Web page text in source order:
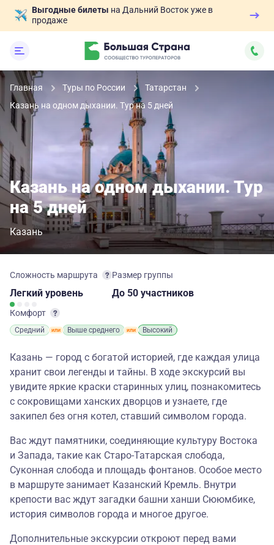
Выгодные билеты на Дальний Восток уже в
продаже
Главная Туры по России
Татарстан
Казань на одном дыхании. Тур на 5 дней
Казань на одном дыхании. Тур
на 5 дней
Казань
Сложность маршрута
Легкий уровень
Комфорт
Средний Выше среднего Высокий
Размер группы
до 50 участников
Казань — город с богатой историей, где каждая улица
хранит свои легенды и тайны. В ходе экскурсий вы
увидите яркие краски старинных улиц, познакомитесь
с сокровищами ханских дворцов и узнаете, где
закипел без огня котел, ставший символом города.
Вас ждут памятники, соединяющие культуру Востока
и Запада, такие как Старо-Татарская слобода,
Суконная слобода и площадь фонтанов. Особое место
в маршруте занимает Казанский Кремль. Внутри
крепости вас ждут загадки башни ханши Сююмбике,
история символов города и многое другое.
Дополнительные экскурсии откроют перед вами